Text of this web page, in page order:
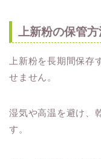
上新粉の保管
上新粉を長期間保
せません。
湿気や高温を避け、
す。